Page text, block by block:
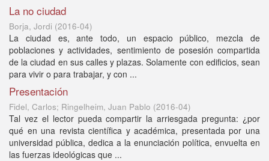
La no ciudad
Borja, Jordi (2016-04)
La ciudad es, ante todo, un espacio público, mezcla de
poblaciones y actividades, sentimiento de posesión compartida
de la ciudad en sus calles y plazas. Solamente con edificios, sean
para vivir o para trabajar, y con ...
Presentación
Fidel, Carlos; Ringelheim, Juan Pablo (2016-04)
Tal vez el lector pueda compartir la arriesgada pregunta: ¿por
qué en una revista científica y académica, presentada por una
universidad pública, dedica a la enunciación política, envuelta en
las fuerzas ideológicas que ...